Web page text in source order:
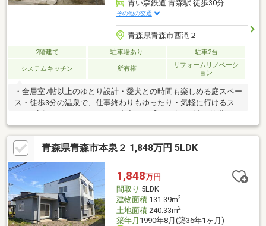
青い森鉄道 青森駅 徒歩30分
その他の交通
青森県青森市西滝２
2階建て 駐車場あり 駐車2台
システムキッチン 所有権
リフォームリノベーシ
ョン
・全居室7帖以上のゆとり設計・愛犬との時間も楽しめる庭スペー
ス・徒歩3分の温泉で、仕事終わりもゆったり・気軽に行けるスー
事】【2024年11月済：クロス交換・建具調整・2階廊下塩ビタイ
ル上張り・スイッチパネル一棟交換・オイルコック一棟交換・照
明一棟交換】＊＊近隣＊＊【通学】三内小学校まで約900m/西中
学校まで約1400m【生活】市営バス「里見一丁目」バス停まで約
1000m/ローソン青森里見店まで約500m徒歩7分/青森県民生協あ
やめ館まで約950m/ユニバース三内店まで約1100m
青森県青森市本泉２ 1,848万円 5LDK
1,848万円
間取り 5LDK
建物面積131.39m2
土地面積240.33m2
築年月 1990年8月(築36年1ヶ月)